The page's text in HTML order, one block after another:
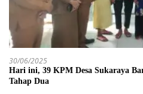
30/06/2025
Hari ini, 39 KPM Desa Sukaraya
Tahap Dua